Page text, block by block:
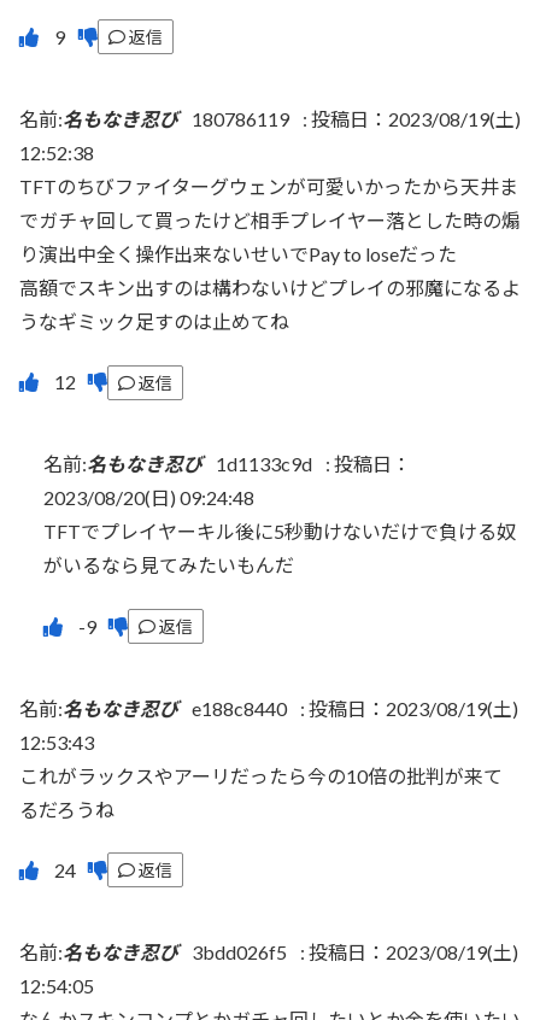
返信
名前:名もなき忍び 180786119 : 投稿日：2023/08/19(土)
12:52:38
TFTのちびファイターグウェンが可愛いかったから天井ま
でガチャ回して買ったけど相手プレイヤー落とした時の煽
り演出中全く操作出来ないせいでPay to loseだった
高額でスキン出すのは構わないけどプレイの邪魔になるよ
うなギミック足すのは止めてね
返信
名前:名もなき忍び 1d1133c9d : 投稿日：
2023/08/20(日) 09:24:48
TFTでプレイヤーキル後に5秒動けないだけで負ける奴
がいるなら見てみたいもんだ
返信
名前:名もなき忍び e188c8440 : 投稿日：2023/08/19(土)
12:53:43
これがラックスやアーリだったら今の10倍の批判が来て
るだろうね
返信
名前:名もなき忍び 3bdd026f5 : 投稿日：2023/08/19(土)
12:54:05